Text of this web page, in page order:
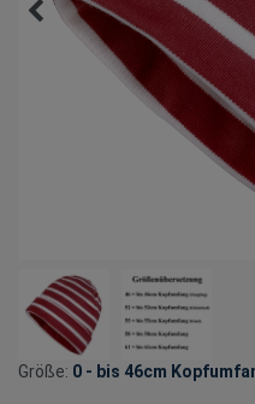
Größe: 0 - bis 46cm